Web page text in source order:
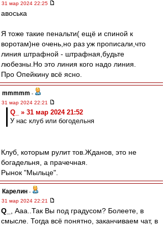
31 мар 2024 22:25
авоська
Я тоже такие пенальти( ещё и спиной к
воротам)не очень,но раз уж прописали,что
линия штрафной - штрафная,будьте
любезны.Но это линия кого надо линия.
Про Опейкину всё ясно.
mmmmm -
31 мар 2024 22:21
Q_ » 31 мар 2024 21:52
У нас клуб или богодельня
Клуб, которым рулит тов.Жданов, это не
богадельня, а прачечная.
Рынок "Мыльце".
Карелин -
31 мар 2024 22:21
Q_
, Ааа..Так Вы под градусом? Болеете, в
смысле. Тогда всё понятно, заканчиваем чат, в